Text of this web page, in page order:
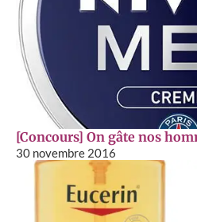
[Concours] On gâte nos
30 novembre 2016